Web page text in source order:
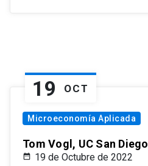
19 OCT
Microeconomía Aplicada
Tom Vogl, UC San Diego
19 de Octubre de 2022